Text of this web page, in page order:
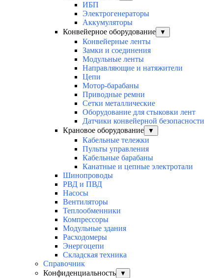
ИБП
Электрогенераторы
Аккумуляторы
Конвейерное оборудование
▼
Конвейерные ленты
Замки и соединения
Модульные ленты
Направляющие и натяжители
Цепи
Мотор-барабаны
Приводные ремни
Сетки металлические
Оборудование для стыковки лент
Датчики конвейерной безопасности
Крановое оборудование
▼
Кабельные тележки
Пульты управления
Кабельные барабаны
Канатные и цепные электротали
Шинопроводы
РВД и ПВД
Насосы
Вентиляторы
Теплообменники
Компрессоры
Модульные здания
Расходомеры
Энергоцепи
Складская техника
Справочник
Конфиденциальность
▼